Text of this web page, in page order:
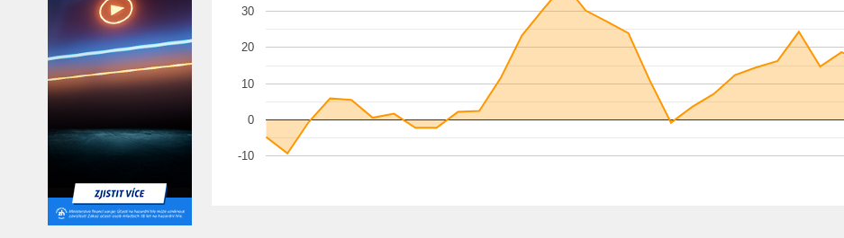
-10
0
10
20
30